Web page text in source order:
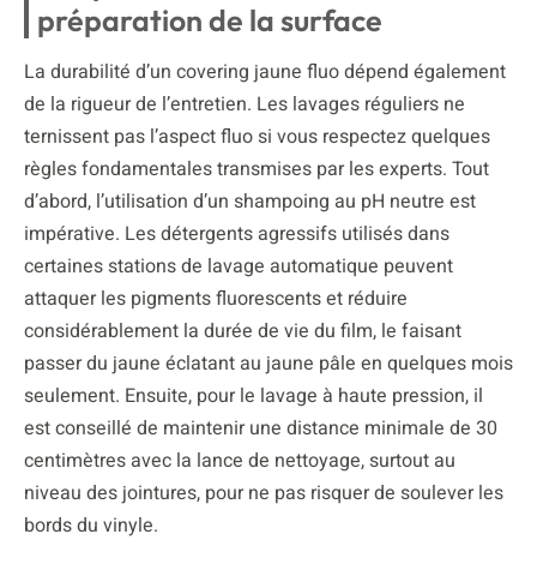
préparation de la surface
La durabilité d’un covering jaune fluo dépend également
de la rigueur de l’entretien. Les lavages réguliers ne
ternissent pas l’aspect fluo si vous respectez quelques
règles fondamentales transmises par les experts. Tout
d’abord, l’utilisation d’un shampoing au pH neutre est
impérative. Les détergents agressifs utilisés dans
certaines stations de lavage automatique peuvent
attaquer les pigments fluorescents et réduire
considérablement la durée de vie du film, le faisant
passer du jaune éclatant au jaune pâle en quelques mois
seulement. Ensuite, pour le lavage à haute pression, il
est conseillé de maintenir une distance minimale de 30
centimètres avec la lance de nettoyage, surtout au
niveau des jointures, pour ne pas risquer de soulever les
bords du vinyle.